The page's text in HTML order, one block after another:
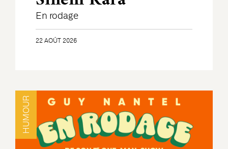
En rodage
22 AOÛT 2026
HUMOUR